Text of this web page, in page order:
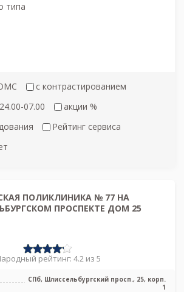
типа
с контрастированием
07.00
акции %
Рейтинг сервиса
ПОЛИКЛИНИКА № 77 НА
ПРОСПЕКТЕ ДОМ 25
рейтинг: 4.2 из 5
СПб, Шлиссельбургский просп., 25, корп.
1